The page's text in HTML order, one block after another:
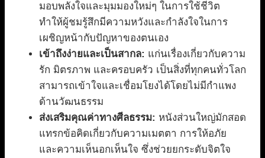
มอบพลังใจและมุมมองใหม่ๆ ในการใช้ชีวิต
ทำให้ผู้ชมรู้สึกมีความหวังและกำลังใจในการ
เผชิญหน้ากับปัญหาของตนเอง
เข้าถึงง่ายและเป็นสากล: แก่นเรื่องเกี่ยวกับความ
รัก มิตรภาพ และครอบครัว เป็นสิ่งที่ทุกคนทั่วโลก
สามารถเข้าใจและเชื่อมโยงได้โดยไม่มีกำแพง
ด้านวัฒนธรรม
ส่งเสริมคุณค่าทางศีลธรรม: หนังส่วนใหญ่มักสอด
แทรกข้อคิดเกี่ยวกับความเมตตา การให้อภัย
และความเห็นอกเห็นใจ ซึ่งช่วยยกระดับจิตใจ